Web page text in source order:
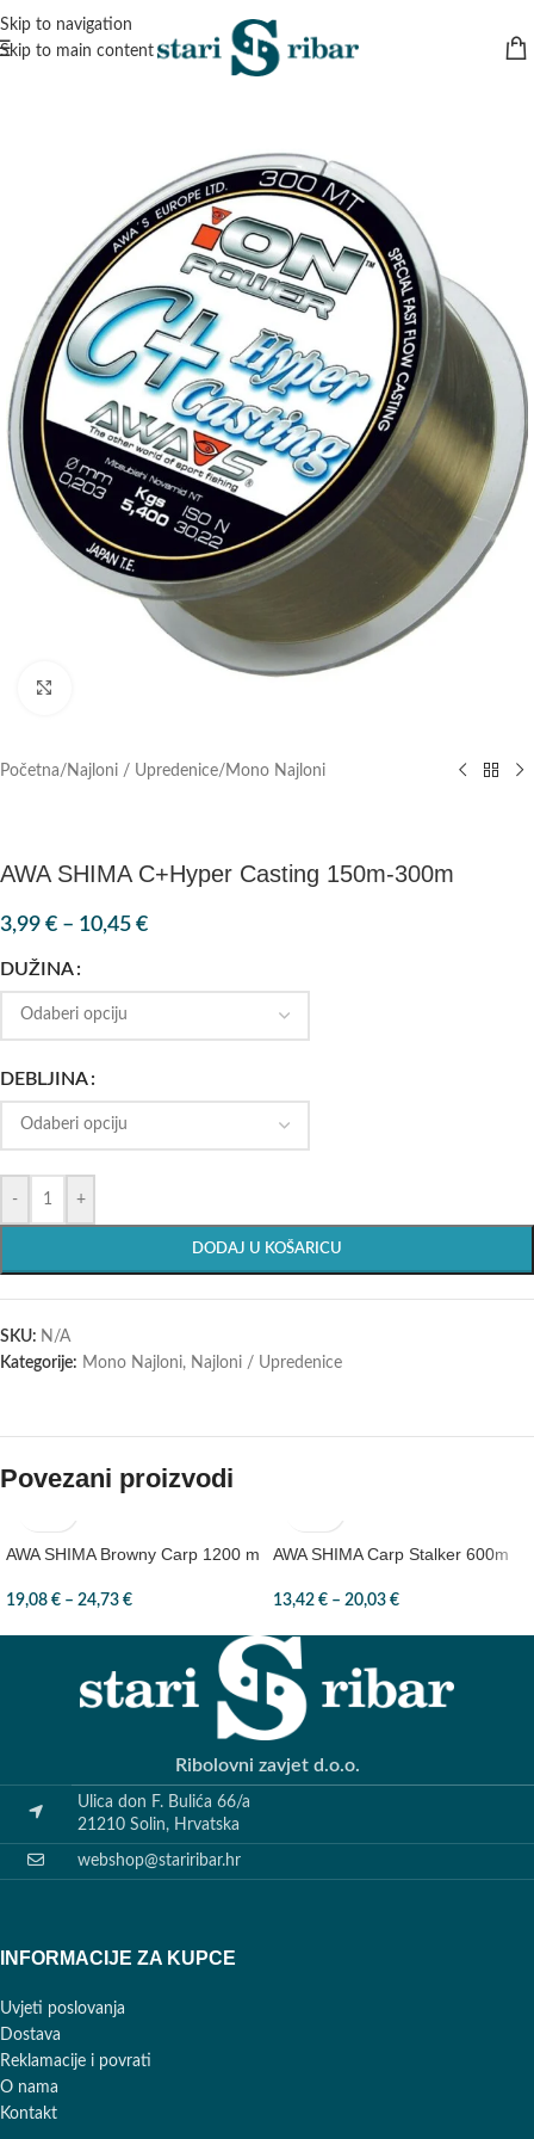
Skip to navigation
Skip to main content
Početna/Najloni / Upredenice/Mono Najloni
AWA SHIMA C+Hyper Casting 150m-300m
3,99 € – 10,45 €
DUŽINA
DEBLJINA
- +
DODAJ U KOŠARICU
SKU: N/A
Kategorije: Mono Najloni, Najloni / Upredenice
Povezani proizvodi
AWA SHIMA Browny Carp 1200 m
19,08 € – 24,73 €
AWA SHIMA Carp Stalker 600m
13,42 € – 20,03 €
Ribolovni zavjet d.o.o.
Ulica don F. Bulića 66/a
21210 Solin, Hrvatska
webshop@stariribar.hr
INFORMACIJE ZA KUPCE
Uvjeti poslovanja
Dostava
Reklamacije i povrati
O nama
Kontakt